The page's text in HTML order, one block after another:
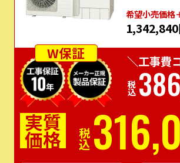
希望⼩売価格
W保証
＼工事費
税込
実質
価格 税込